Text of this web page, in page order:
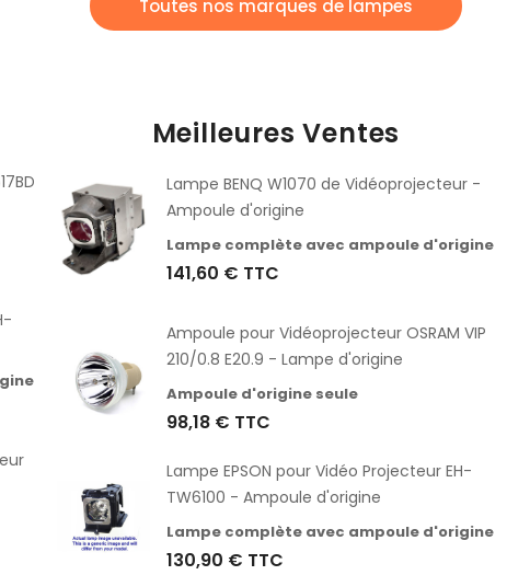
Toutes nos marques de lampes
Meilleures Ventes
Lampe BENQ W1070 de Vidéoprojecteur -
Ampoule d'origine
Lampe complète avec ampoule d'origine
141,60 € TTC
Ampoule pour Vidéoprojecteur OSRAM VIP
210/0.8 E20.9 - Lampe d'origine
Ampoule d'origine seule
98,18 € TTC
Lampe EPSON pour Vidéo Projecteur EH-
TW6100 - Ampoule d'origine
Lampe complète avec ampoule d'origine
130,90 € TTC